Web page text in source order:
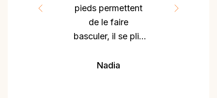
pieds permettent
de le faire
basculer, il se plie
La moustiquaire
Nadia